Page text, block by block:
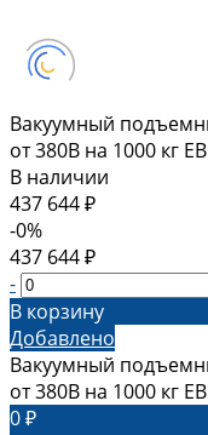
Вакуумный
от 380В на 1000 кг
В наличии
437 644 ₽
-0%
437 644 ₽
-
В корзину
Добавлено
Вакуумный
от 380В на 1000 кг
0 ₽